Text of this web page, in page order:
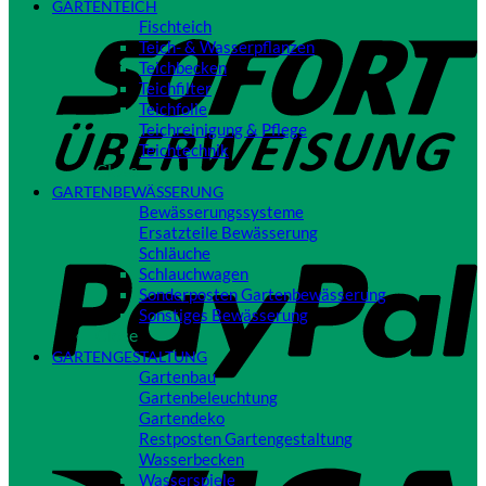
GARTENTEICH
Fischteich
Teich- & Wasserpflanzen
Teichbecken
Teichfilter
Teichfolie
Teichreinigung & Pflege
Teichtechnik
Close
GARTENBEWÄSSERUNG
Bewässerungssysteme
Ersatzteile Bewässerung
Schläuche
Schlauchwagen
Sonderposten Gartenbewässerung
Sonstiges Bewässerung
Close
GARTENGESTALTUNG
Gartenbau
Gartenbeleuchtung
Gartendeko
Restposten Gartengestaltung
Wasserbecken
Wasserspiele